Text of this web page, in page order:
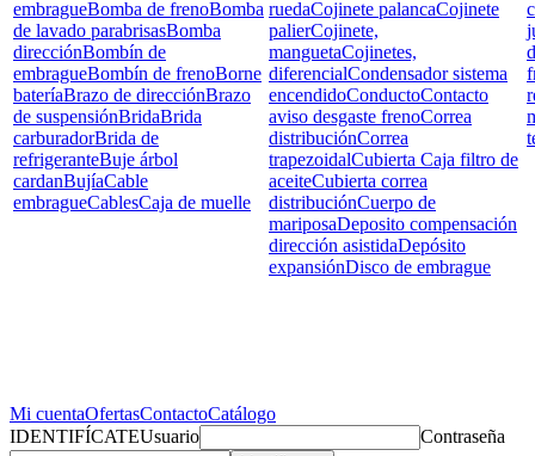
embragueBomba de frenoBomba
de lavado parabrisasBomba
direcciónBombín de
embragueBombín de frenoBorne
bateríaBrazo de direcciónBrazo
de suspensiónBridaBrida
carburadorBrida de
refrigeranteBuje árbol
cardanBujíaCable
embragueCablesCaja de muelle
ruedaCojinete palancaCojinete
palierCojinete,
manguetaCojinetes,
diferencialCondensador sistema
encendidoConductoContacto
aviso desgaste frenoCorrea
distribuciónCorrea
trapezoidalCubierta Caja filtro de
aceiteCubierta correa
distribuciónCuerpo de
mariposaDeposito compensación
dirección asistidaDepósito
expansiónDisco de embrague
Mi cuentaOfertasContactoCatálogo
IDENTIFÍCATEUsuario Contraseña